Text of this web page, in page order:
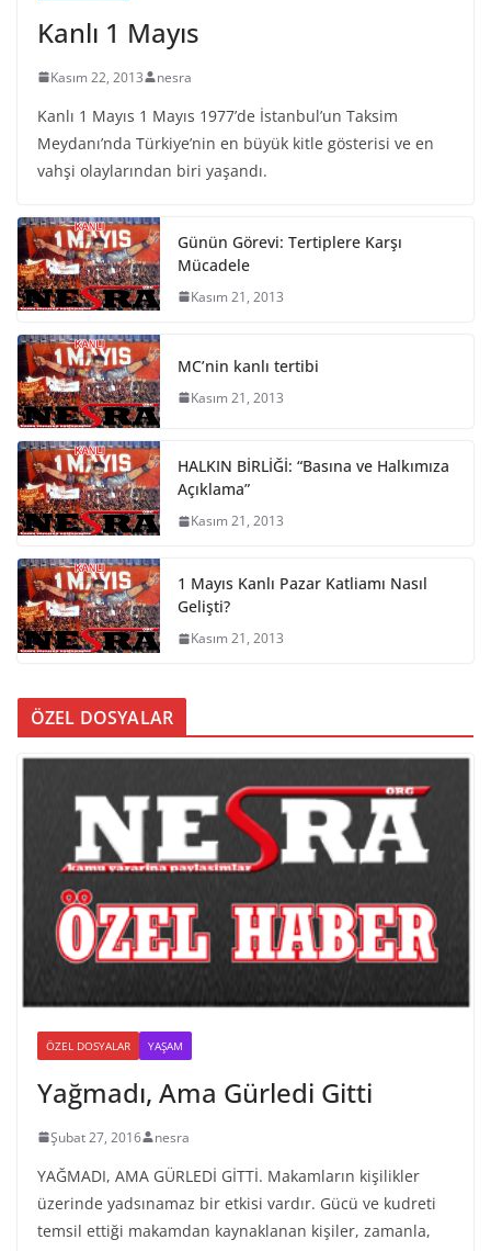
Kanlı 1 Mayıs
Kasım 22, 2013 nesra
Kanlı 1 Mayıs 1 Mayıs 1977’de İstanbul’un Taksim
Meydanı’nda Türkiye’nin en büyük kitle gösterisi ve en
vahşi olaylarından biri yaşandı.
Günün Görevi: Tertiplere Karşı
Mücadele
Kasım 21, 2013
MC’nin kanlı tertibi
Kasım 21, 2013
HALKIN BİRLİĞİ: “Basına ve Halkımıza
Açıklama”
Kasım 21, 2013
1 Mayıs Kanlı Pazar Katliamı Nasıl
Gelişti?
Kasım 21, 2013
ÖZEL DOSYALAR
ÖZEL DOSYALAR YAŞAM
Yağmadı, Ama Gürledi Gitti
Şubat 27, 2016 nesra
YAĞMADI, AMA GÜRLEDİ GİTTİ. Makamların kişilikler
üzerinde yadsınamaz bir etkisi vardır. Gücü ve kudreti
temsil ettiği makamdan kaynaklanan kişiler, zamanla,